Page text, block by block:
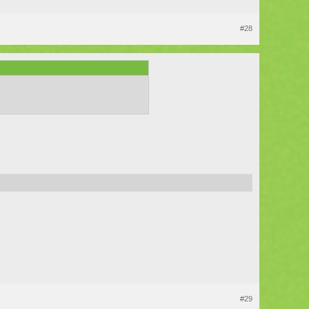
#28
#29